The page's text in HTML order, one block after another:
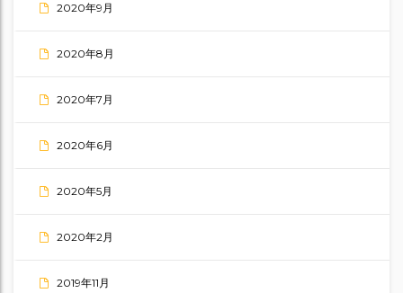
2020年9月
2020年8月
2020年7月
2020年6月
2020年5月
2020年2月
2019年11月